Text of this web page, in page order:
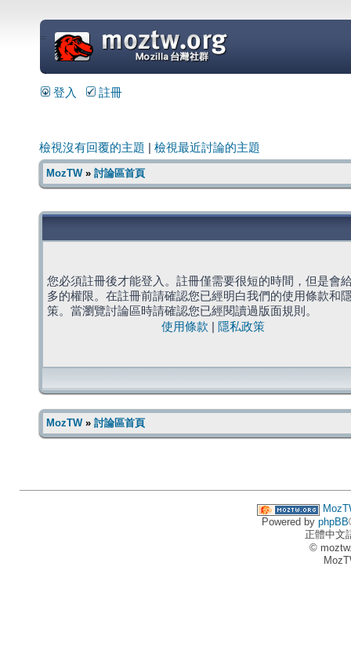
=
登入 註冊
檢視沒有回覆的主題 檢視最近討論的主題
MozTW» 討論區首頁
您必須註冊後才能登入。註冊僅需要很短的時間，但是會
多的權限。在註冊前請確認您已經明白我們的使用條款和
策。當瀏覽討論區時請確認您已經閱讀過版面規則。
使用條款
隱私政策
MozTW» 討論區首頁
Powered by phpBB
正體中文
©